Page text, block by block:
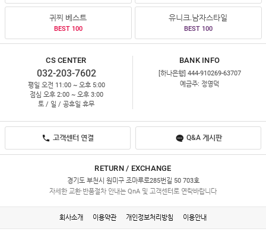
귀찌 베스트
BEST 100
유니크.남자스타일
BEST 100
CS CENTER
032-203-7602
평일 오전 11:00 ~ 오후 5:00
점심 오후 2:00 ~ 오후 3:00
토 / 일 / 공휴일 휴무
BANK INFO
[하나은행] 444-910269-63707
예금주: 정영덕
고객센터 연결 Q&A 게시판
RETURN / EXCHANGE
경기도 부천시 원미구 조마루로285번길 50 703호
자세한 교환·반품절차 안내는 QnA 및 고객센터로 연락바랍니다
회사소개 이용약관 개인정보처리방침 이용안내